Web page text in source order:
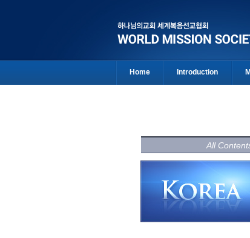
Home Introduction
All